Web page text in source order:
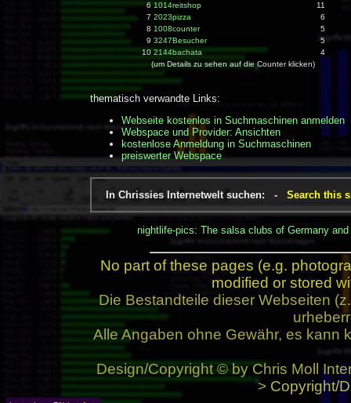
61014reitshop
11
7 2023pizza
6
8 1008counter
5
9 3247Besucher
5
10 2144bachata
4
(um Details zu sehen auf die Counter klicken)
thematisch verwandte Links:
Webseite kostenlos in Suchmaschinen anmelden
Webspace und Provider: Ansichten
kostenlose Anmeldung in Suchmaschinen
preiswerter Webspace
In Chrissies Internetwelt suchen: - Search this
nightlife-pics: The salsa clubs of Germany and
No part of these pages (e.g.
modified or stored
Die Bestandteile dieser Webseiten
Alle Angaben ohne Gewähr, es kann
Design/Copyright © by Chris Moll
> Copyright/